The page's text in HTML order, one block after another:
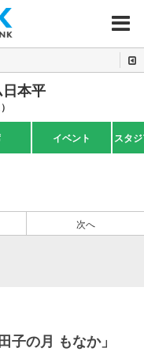
MENU
日本平
イベント スタ
次へ
子の月 もなか」